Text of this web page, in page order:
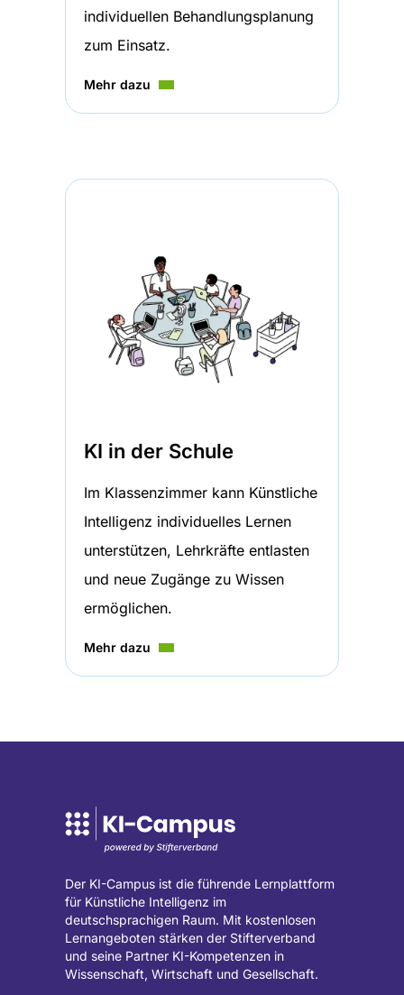
individuellen Behandlungsplanung
zum Einsatz.
Mehr dazu
KI in der Schule
Im Klassenzimmer kann Künstliche
Intelligenz individuelles Lernen
unterstützen, Lehrkräfte entlasten
und neue Zugänge zu Wissen
ermöglichen.
Mehr dazu
Der KI-Campus ist die führende Lernplattform
für Künstliche Intelligenz im
deutschsprachigen Raum. Mit kostenlosen
Lernangeboten stärken der Stifterverband
und seine Partner KI-Kompetenzen in
Wissenschaft, Wirtschaft und Gesellschaft.